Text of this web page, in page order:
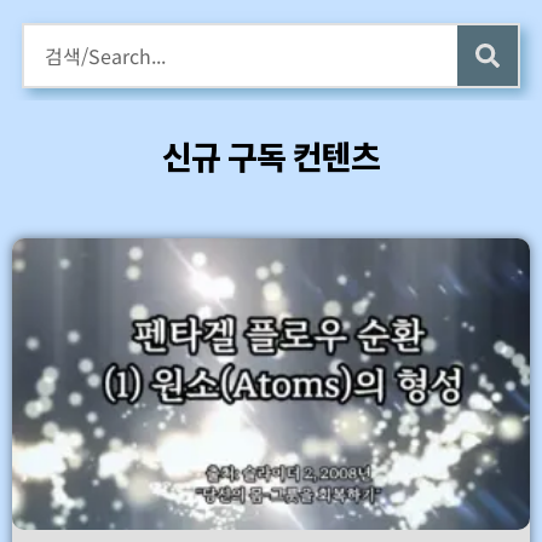
구독회원용 전자책 증정
카멜롯 인터뷰 Part 1 (4 ~6) 업데이트 (7/24)
바로가기
신규 구독 컨텐츠